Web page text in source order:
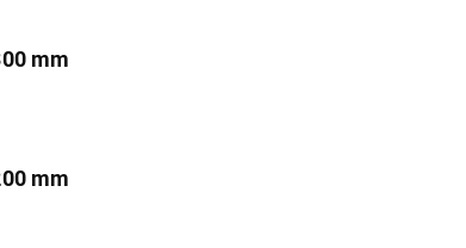
mm
mm